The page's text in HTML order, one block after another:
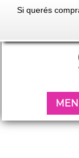
Si querés